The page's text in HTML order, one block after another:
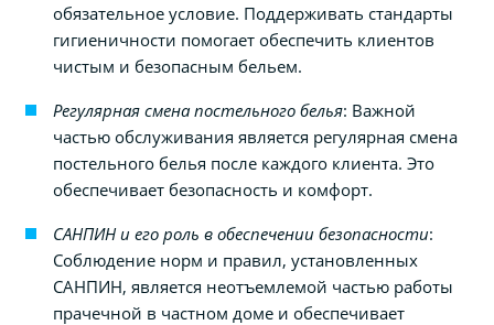
обязательное условие. Поддерживать стандарты
гигиеничности помогает обеспечить клиентов
чистым и безопасным бельем.
Регулярная смена постельного белья: Важной
частью обслуживания является регулярная смена
постельного белья после каждого клиента. Это
обеспечивает безопасность и комфорт.
САНПИН и его роль в обеспечении безопасности:
Соблюдение норм и правил, установленных
САНПИН, является неотъемлемой частью работы
прачечной в частном доме и обеспечивает